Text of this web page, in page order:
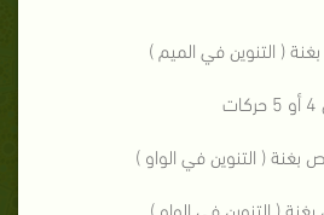
( التنوين في الميم )
بغنة ( التنوين في الواو )
( التنوين في الواو )